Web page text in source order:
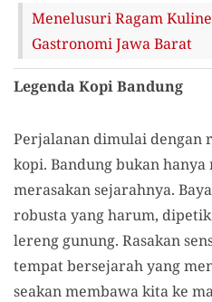
Menelusuri Ragam
Gastronomi Jawa Barat
Legenda Kopi Bandung
Perjalanan dimulai dengan
kopi. Bandung bukan
merasakan sejarahnya.
robusta yang harum,
lereng gunung. Rasakan
tempat bersejarah yang
seakan membawa kita ke